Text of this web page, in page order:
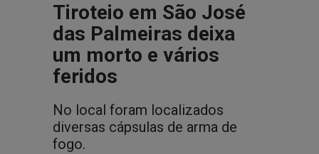
Tiroteio em São José
das Palmeiras deixa
um morto e vários
feridos
No local foram localizados
diversas cápsulas de arma de
fogo.